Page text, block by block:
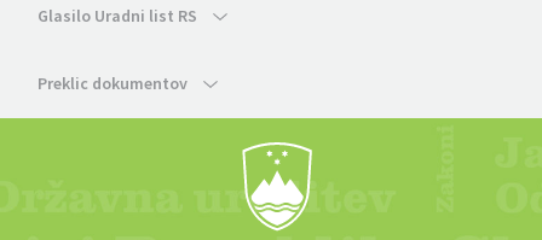
Glasilo Uradni list RS
Preklic dokumentov